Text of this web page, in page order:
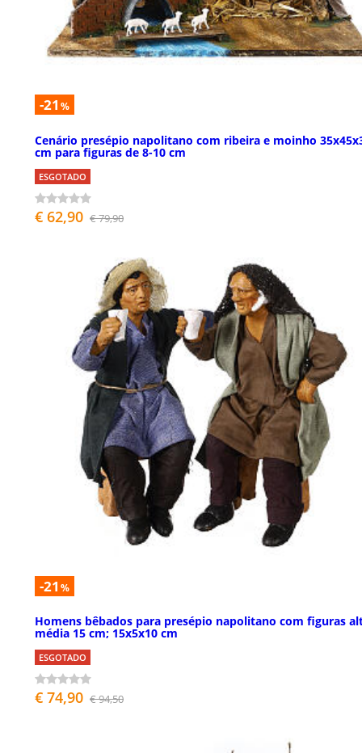
-21 %
Cenário presépio napolitano com ribeira e moinho
cm para figuras de 8-10 cm
ESGOTADO
€ 62,90 € 79,90
-21 %
Homens bêbados para presépio napolitano com figuras
média 15 cm; 15x5x10 cm
ESGOTADO
€ 74,90 € 94,50